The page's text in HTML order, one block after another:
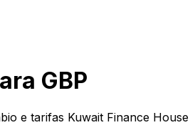
GBP
e tarifas Kuwait Finance